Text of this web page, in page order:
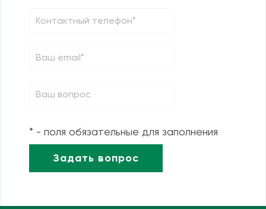
* - поля обязательные для заполнения